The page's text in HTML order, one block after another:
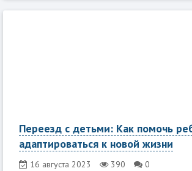
Переезд с детьми: Как помочь
адаптироваться к новой жизни
16 августа 2023 390
0